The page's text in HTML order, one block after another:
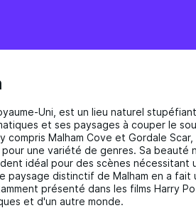
Uni, est un lieu naturel
et ses paysages à couper le
compris Malham Cove et Gordale
une variété de genres. Sa beauté
idéal pour des scènes nécessitant
paysage distinctif de Malham en a fait
présenté dans les films Harry
et d'un autre monde.